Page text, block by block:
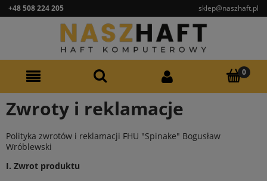
+48 508 224 205 sklep@naszhaft.pl
Zwroty i reklamacje
Polityka zwrotów i reklamacji FHU "Spinake" Bogusław
Wróblewski
I. Zwrot produktu